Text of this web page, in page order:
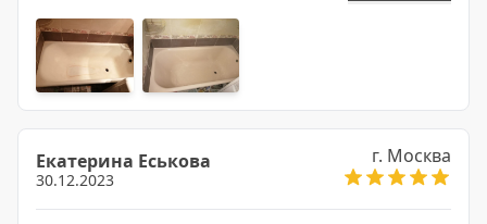
не произойдет плохого. Проверим. С виду
новая ванна. Советую!
Екатерина Еськова
30.12.2023
г. Москва